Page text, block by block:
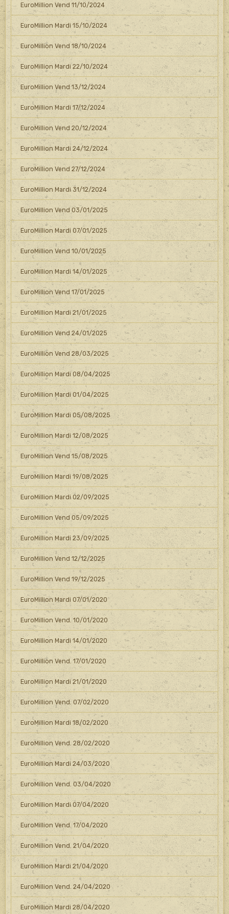
EuroMillion Vend 11/10/2024
EuroMillion Mardi 15/10/2024
EuroMillion Vend 18/10/2024
EuroMillion Mardi 22/10/2024
EuroMillion Vend 13/12/2024
EuroMillion Mardi 17/12/2024
EuroMillion Vend 20/12/2024
EuroMillion Mardi 24/12/2024
EuroMillion Vend 27/12/2024
EuroMillion Mardi 31/12/2024
EuroMillion Vend 03/01/2025
EuroMillion Mardi 07/01/2025
EuroMillion Vend 10/01/2025
EuroMillion Mardi 14/01/2025
EuroMillion Vend 17/01/2025
EuroMillion Mardi 21/01/2025
EuroMillion Vend 24/01/2025
EuroMillion Vend 28/03/2025
EuroMillion Mardi 08/04/2025
EuroMillion Mardi 01/04/2025
EuroMillion Mardi 05/08/2025
EuroMillion Mardi 12/08/2025
EuroMillion Vend 15/08/2025
EuroMillion Mardi 19/08/2025
EuroMillion Mardi 02/09/2025
EuroMillion Vend 05/09/2025
EuroMillion Mardi 23/09/2025
EuroMillion Vend 12/12/2025
EuroMillion Vend 19/12/2025
EuroMillion Mardi 07/01/2020
EuroMillion Vend. 10/01/2020
EuroMillion Mardi 14/01/2020
EuroMillion Vend. 17/01/2020
EuroMillion Mardi 21/01/2020
EuroMillion Vend. 07/02/2020
EuroMillion Mardi 18/02/2020
EuroMillion Vend. 28/02/2020
EuroMillion Mardi 24/03/2020
EuroMillion Vend. 03/04/2020
EuroMillion Mardi 07/04/2020
EuroMillion Vend. 17/04/2020
EuroMillion Vend. 21/04/2020
EuroMillion Mardi 21/04/2020
EuroMillion Vend. 24/04/2020
EuroMillion Mardi 28/04/2020